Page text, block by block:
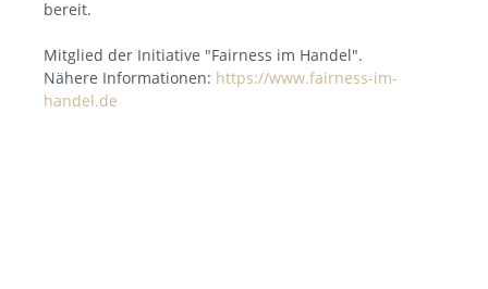
bereit.
Mitglied der Initiative "Fairness im Handel".
Nähere Informationen: https://www.fairness-im-
handel.de